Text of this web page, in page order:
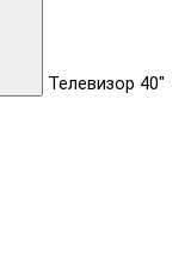
Телевизор 40"